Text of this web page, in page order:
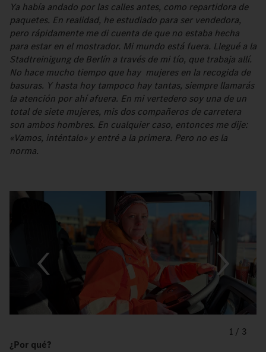
Ya había andado por las calles antes, como repartidora de
paquetes. En realidad, he estudiado para ser vendedora,
pero rápidamente me di cuenta de que no estaba hecha
para estar en el mostrador. Mi mundo está fuera. Llegué a la
Stadtreinigung de Berlín a través de mi tío, que trabaja allí.
No hace mucho tiempo que hay mujeres en la recogida de
basuras. Y hasta hoy tampoco hay tantas, siempre llamarás
la atención por ahí afuera. En mi vertedero soy una de un
total de siete mujeres, mis dos compañeros de carretera
son ambos hombres. En cualquier caso, entonces me dije:
«Vamos, inténtalo» y entré a la primera. Pero no es la
norma.
1 / 3
¿Por qué?